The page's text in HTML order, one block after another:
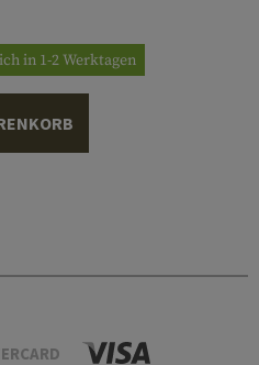
in 1-2 Werktagen